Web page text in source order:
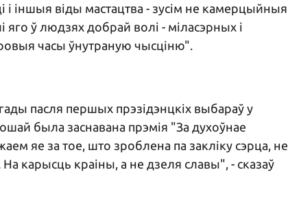
і іншыя віды мастацтва - зусім не камерцыйныя
ў людзях добрай волі - міласэрных і
часы ўнутраную чысціню".
пасля першых прэзідэнцкіх выбараў у
была заснавана прэмія "За духоўнае
яе за тое, што зроблена па закліку сэрца, не
карысць краіны, а не дзеля славы", - сказаў